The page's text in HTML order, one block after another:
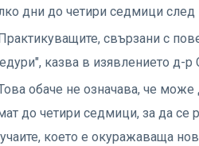
дни до четири седмици след
свързани с
казва в изявлението д-р
обаче не означава, че
до четири седмици, за да се
което е окуражаваща